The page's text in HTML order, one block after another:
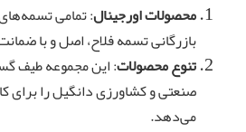
محصولات اورجینال: تمامی
بازرگانی تسمه فلاح، اصل و با
تنوع محصولات: این مجموعه طیف
صنعتی و کشاورزی دانگیل را برای
می‌دهد.